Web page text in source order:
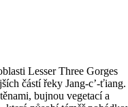
Lesser Three Gorges
částí řeky Jang-c’-ťiang.
bujnou vegetací a